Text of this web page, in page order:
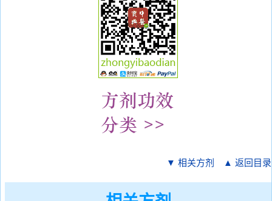
▼ 相关方剂 ▲ 返回目录